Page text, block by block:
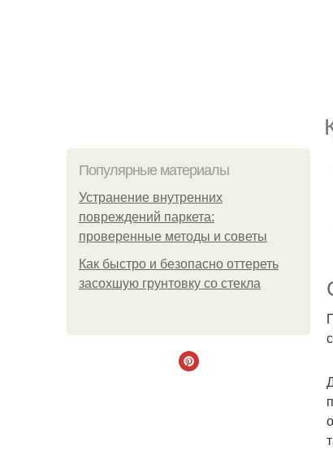
Популярные материалы
Устранение внутренних
повреждений паркета:
проверенные методы и советы
Как быстро и безопасно оттереть
засохшую грунтовку со стекла